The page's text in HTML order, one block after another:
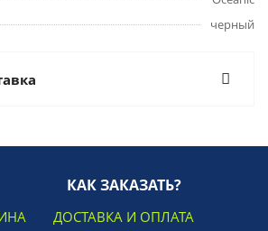
черный
КАК ЗАКАЗАТЬ?
ДОСТАВКА И ОПЛАТА